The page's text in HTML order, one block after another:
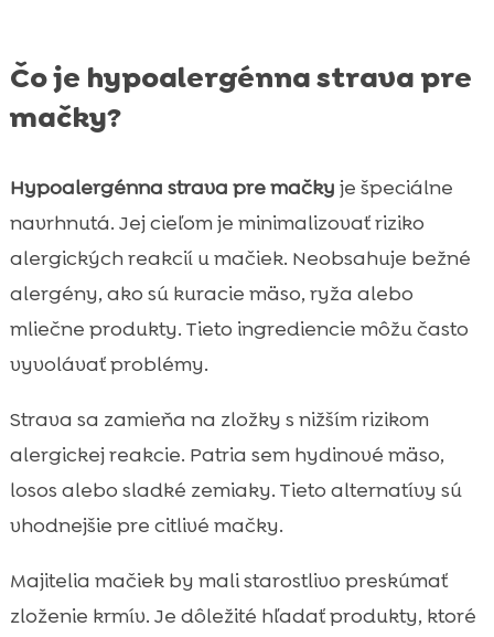
Čo je hypoalergénna strava pre
mačky?
Hypoalergénna strava pre mačky je špeciálne
navrhnutá. Jej cieľom je minimalizovať riziko
alergických reakcií u mačiek. Neobsahuje bežné
alergény, ako sú kuracie mäso, ryža alebo
mliečne produkty. Tieto ingrediencie môžu často
vyvolávať problémy.
Strava sa zamieňa na zložky s nižším rizikom
alergickej reakcie. Patria sem hydinové mäso,
losos alebo sladké zemiaky. Tieto alternatívy sú
vhodnejšie pre citlivé mačky.
Majitelia mačiek by mali starostlivo preskúmať
zloženie krmív. Je dôležité hľadať produkty, ktoré